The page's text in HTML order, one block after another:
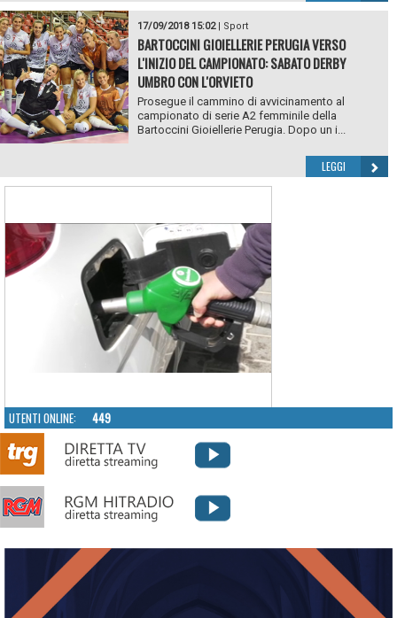
17/09/2018 15:02| Sport
BARTOCCINI GIOIELLERIE PERUGIA VERSO
L'INIZIO DEL CAMPIONATO: SABATO DERBY
UMBRO CON L'ORVIETO
Prosegue il cammino di avvicinamento al
campionato di serie A2 femminile della
Bartoccini Gioiellerie Perugia. Dopo un i...
LEGGI
UTENTI ONLINE: 449